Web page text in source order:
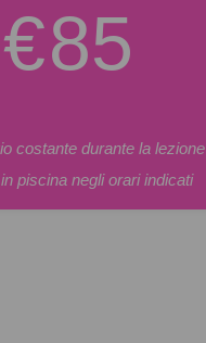
€85
costante durante la lezione
piscina negli orari indicati